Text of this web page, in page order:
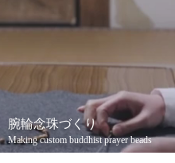
腕輪念珠づくり
Making custom buddhist prayer beads